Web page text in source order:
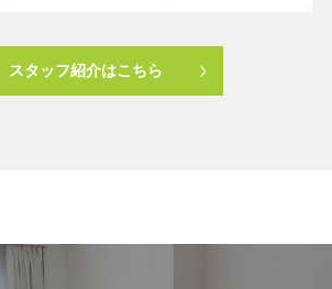
スタッフ紹介はこちら